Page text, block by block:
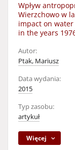
Wpływ
Wierzchowo w
impact on
in the years
Autor:
Ptak, Mariusz
Data wydania:
2015
Typ zasobu:
artykuł
Więcej